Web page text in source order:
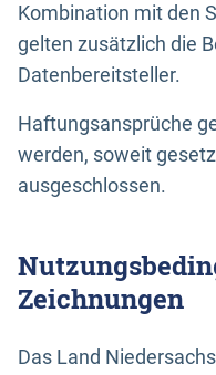
Kombination mit den
gelten zusätzlich die
Datenbereitsteller.
Haftungsansprüche
werden, soweit
ausgeschlossen.
Zeichnungen
Das Land